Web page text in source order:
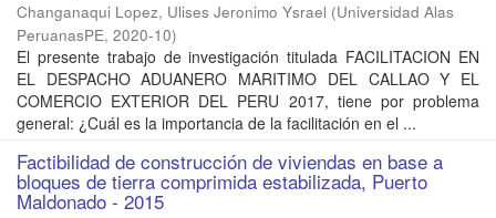
Changanaqui Lopez, Ulises Jeronimo Ysrael (Universidad Alas
PeruanasPE, 2020-10)
El presente trabajo de investigación titulada FACILITACION EN
EL DESPACHO ADUANERO MARITIMO DEL CALLAO Y EL
COMERCIO EXTERIOR DEL PERU 2017, tiene por problema
general: ¿Cuál es la importancia de la facilitación en el ...
Factibilidad de construcción de viviendas en base a
bloques de tierra comprimida estabilizada, Puerto
Maldonado - 2015